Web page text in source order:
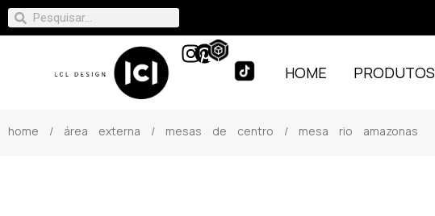
HOME PRODUTOS
home / área externa / mesas de centro / mesa rio amazonas